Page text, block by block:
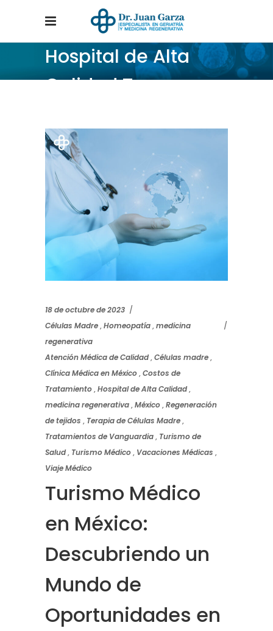
Hospital de Alta
Calidad Tag
18 de octubre de 2023
Células Madre,Homeopatía,medicina
regenerativa
Atención Médica de Calidad,Células madre,
Clínica Médica en México,Costos de
Tratamiento,Hospital de Alta Calidad,
medicina regenerativa,México,Regeneración
de tejidos , Terapia de Células Madre,
Tratamientos de Vanguardia, Turismo de
Salud, Turismo Médico, Vacaciones Médicas ,
Viaje Médico
Turismo Médico
en México:
Descubriendo un
Mundo de
Oportunidades en